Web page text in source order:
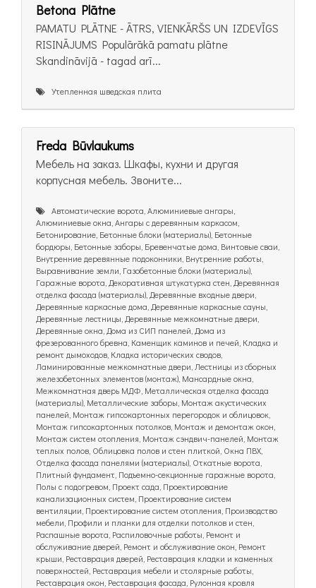
Betona Plātne
PAMATU PLĀTNE - ĀTRS, VIENKĀRŠS UN IZDEVĪGS
RISINĀJUMS Populārākā pamatu plātne
Skandināvijā - tagad arī...
Утепленная шведская плита
Freda Būvlaukums
Мебель на заказ. Шкафы, кухни и другая
корпусная мебель. Звоните...
Автоматические ворота, Алюминиевые ангары,
Алюминиевые окна, Ангары с деревянным каркасом,
Бетонирование, Бетонные блоки (материалы), Бетонные
бордюры, Бетонные заборы, Бревенчатые дома, Винтовые сваи,
Внутренние деревянные подоконники, Внутренние работы,
Выравнивание земли, Газобетонные блоки (материалы),
Гаражные ворота, Декоративная штукатурка стен, Деревянная
отделка фасада (материалы), Деревянные входные двери,
Деревянные каркасные дома, Деревянные каркасные сауны,
Деревянные лестницы, Деревянные межкомнатные двери,
Деревянные окна, Дома из СИП панелей, Дома из
фрезерованного бревна, Каменщик каминов и печей, Кладка и
ремонт дымоходов, Кладка исторических сводов,
Ламинированные межкомнатные двери, Лестницы из сборных
железобетонных элементов (монтаж), Мансардные окна,
Межкомнатная дверь МДФ, Металлическая отделка фасада
(материалы), Металлические заборы, Монтаж акустических
панелей, Монтаж гипсокартонных перегородок и облицовок,
Монтаж гипсокартонных потолков, Монтаж и демонтаж окон,
Монтаж систем отопления, Монтаж сэндвич-панелей, Монтаж
теплых полов, Облицовка полов и стен плиткой, Окна ПВХ,
Отделка фасада панелями (материалы), Откатные ворота,
Плитный фундамент, Подъемно-секционные гаражные ворота,
Полы с подогревом, Проект сада, Проектирование
канализационных систем, Проектирование систем
вентиляции, Проектирование систем отопления, Производство
мебели, Профили и планки для отделки потолков и стен,
Распашные ворота, Распиловочные работы, Ремонт и
обслуживание дверей, Ремонт и обслуживание окон, Ремонт
крыши, Реставрация дверей, Реставрация кладки и каменных
поверхностей, Реставрация мебели и столярные работы,
Реставрация окон, Реставрация фасада, Рулонная кровля